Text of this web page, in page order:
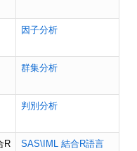
因子分析
群集分析
判別分析
R SAS\IML 結合R語言